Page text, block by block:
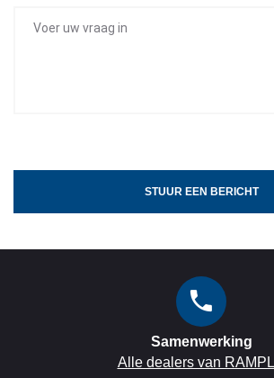
STUUR EEN BERICHT
Samenwerking
Alle dealers van